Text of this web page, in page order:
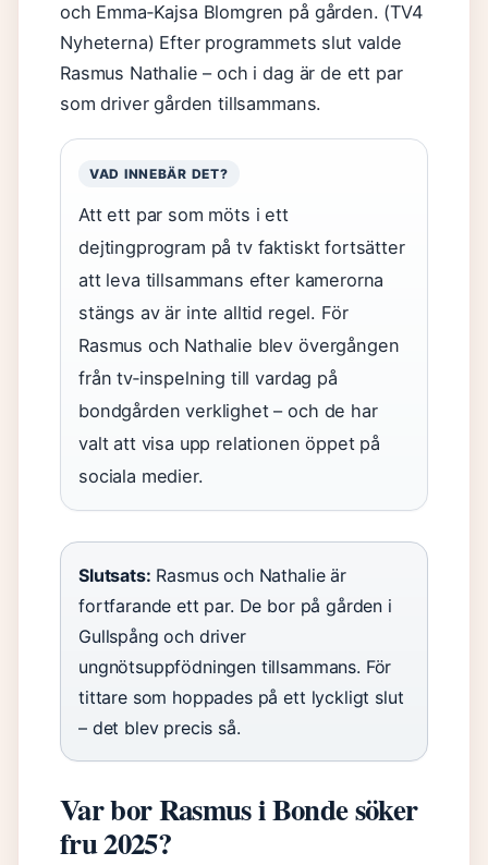
och Emma‑Kajsa Blomgren på gården. (TV4
Nyheterna) Efter programmets slut valde
Rasmus Nathalie – och i dag är de ett par
som driver gården tillsammans.
VAD INNEBÄR DET?
Att ett par som möts i ett
dejtingprogram på tv faktiskt fortsätter
att leva tillsammans efter kamerorna
stängs av är inte alltid regel. För
Rasmus och Nathalie blev övergången
från tv‑inspelning till vardag på
bondgården verklighet – och de har
valt att visa upp relationen öppet på
sociala medier.
Slutsats: Rasmus och Nathalie är
fortfarande ett par. De bor på gården i
Gullspång och driver
ungnötsuppfödningen tillsammans. För
tittare som hoppades på ett lyckligt slut
– det blev precis så.
Var bor Rasmus i Bonde söker
fru 2025?